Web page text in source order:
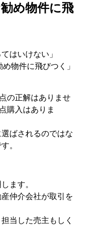
め物件に飛
はいけない」
物件に飛びつく」
の正解はありませ
購入はありま
ばされるのではな
。
ます。
仲介会社が取引を
当した売主もしく